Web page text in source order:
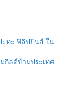
ะทะ ฟิลิปปินส์ ใน
กิลด์ข้ามประเทศ